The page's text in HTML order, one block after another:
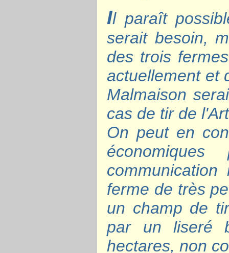
Il paraît
serait besoin,
des trois
actuellement et
Malmaison
cas de tir de
On peut en
ferme de très
un champ de
par un liseré
hectares, non